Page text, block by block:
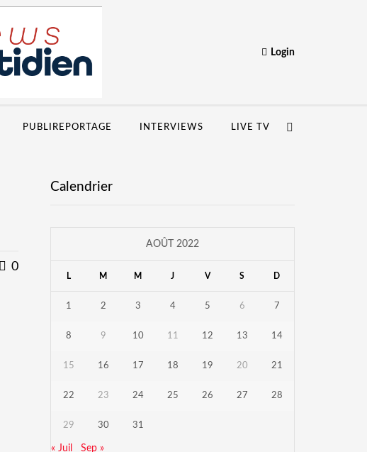
Login
PUBLIREPORTAGE INTERVIEWS LIVE TV
0
Calendrier
AOÛT 2022
L M M J V S D
1 2 3 4 5 6 7
8 9 10 11 12 13 14
15 16 17 18 19 20 21
22 23 24 25 26 27 28
29 30 31
« Juil Sep »